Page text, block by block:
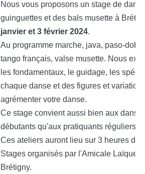
Nous vous proposons un stage de
guinguettes et des bals musette à
janvier et 3 février 2024.
Au programme marche, java, paso-
tango français, valse musette. Nous
les fondamentaux, le guidage, les
chaque danse et des figures et
agrémenter votre danse.
Ce stage convient aussi bien aux
débutants qu'aux pratiquants réguliers.
Ces ateliers auront lieu sur 3 heures de
Stages organisés par l'Amicale Laïque
Brétigny.